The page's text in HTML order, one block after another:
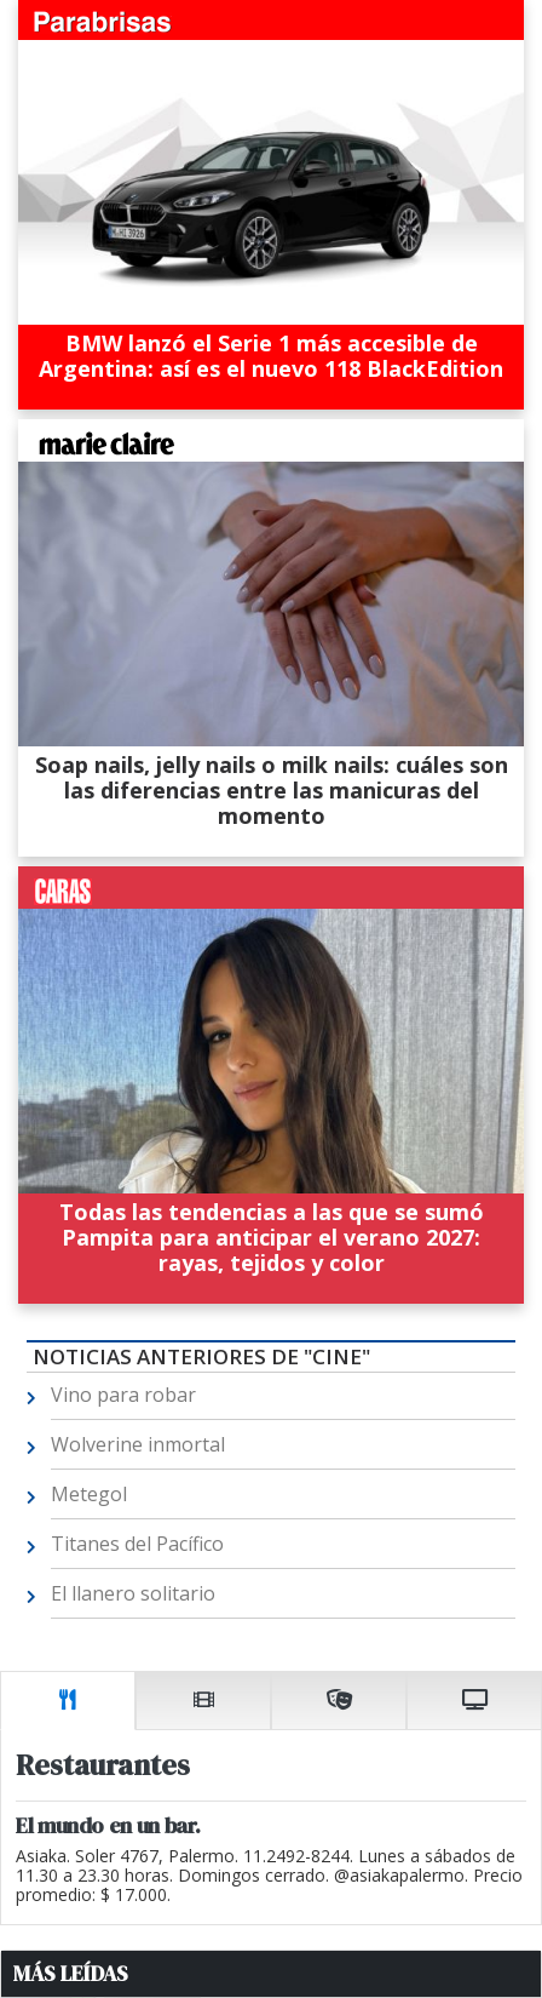
BMW lanzó el Serie 1 más accesible de
Argentina: así es el nuevo 118 BlackEdition
Soap nails, jelly nails o milk nails: cuáles son
las diferencias entre las manicuras del
momento
Todas las tendencias a las que se sumó
Pampita para anticipar el verano 2027:
rayas, tejidos y color
NOTICIAS ANTERIORES DE "CINE"
Vino para robar
Wolverine inmortal
Metegol
Titanes del Pacífico
El llanero solitario
Restaurantes
El mundo en un bar.
Asiaka. Soler 4767, Palermo. 11.2492-8244. Lunes a sábados de
11.30 a 23.30 horas. Domingos cerrado. @asiakapalermo. Precio
promedio: $ 17.000.
MÁS LEÍDAS